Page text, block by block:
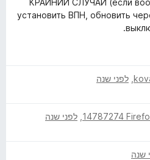
КРАЙНИЙ СЛУЧАЙ (если
установить ВПН, обновить
לפני שנה
לפני שנה
שנה